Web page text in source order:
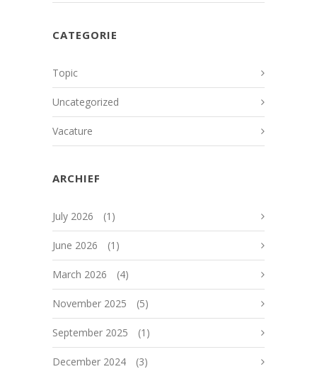
CATEGORIE
Topic
Uncategorized
Vacature
ARCHIEF
July 2026 (1)
June 2026 (1)
March 2026 (4)
November 2025 (5)
September 2025 (1)
December 2024 (3)